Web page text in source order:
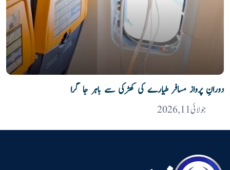
دورانِ پرواز مسافر طیارے کی کھڑکی سے باہر جا گرا
جولائی 11, 2026